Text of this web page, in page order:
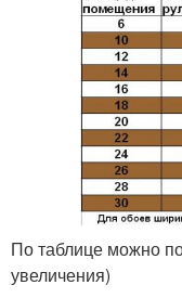
По таблице можно
увеличения)